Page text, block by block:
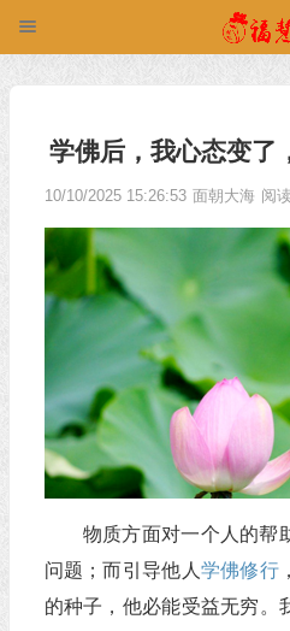
学佛后，我心态变了
10/10/2025 15:26:53 面朝大海 阅
物质方面对一个人的帮
问题；而引导他人学佛修行
的种子，他必能受益无穷。